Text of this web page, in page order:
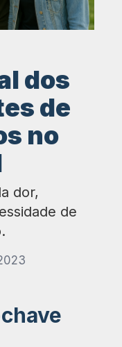
dos
de
no
dor,
de